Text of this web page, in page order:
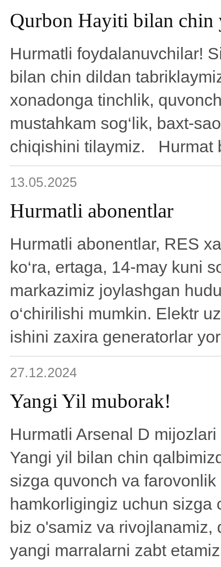
Qurbon Hayiti bilan
Hurmatli foydalanuvchilar!
bilan chin dildan
xonadonga tinchlik,
mustahkam sog‘lik, baxt-
chiqishini tilaymiz. Hurmat
13.05.2025
Hurmatli abonentlar
Hurmatli abonentlar, RES
ko‘ra, ertaga, 14-may kuni
markazimiz joylashgan
o‘chirilishi mumkin. Elektr
ishini zaxira generatorlar
27.12.2024
Yangi Yil muborak!
Hurmatli Arsenal D
Yangi yil bilan chin
sizga quvonch va
hamkorligingiz uchun sizga
biz o'samiz va
yangi marralarni zabt